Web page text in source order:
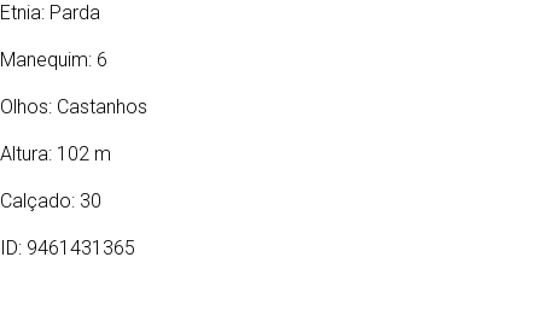
Etnia: Parda
Manequim: 6
Olhos: Castanhos
Altura: 102 m
Calçado: 30
ID: 9461431365